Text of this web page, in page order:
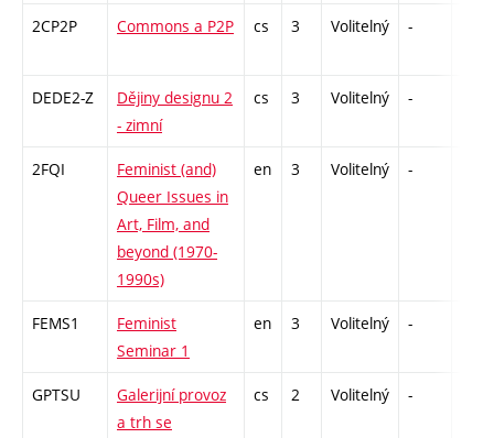
2CP2P Commons a P2P cs 3 Volitelný -
DEDE2-Z
Dějiny designu 2
- zimní
cs 3 Volitelný -
2FQI
Feminist (and)
Queer Issues in
Art, Film, and
beyond (1970-
1990s)
en 3 Volitelný -
FEMS1
Feminist
Seminar 1
en 3 Volitelný -
GPTSU
Galerijní provoz
a trh se
cs 2 Volitelný -